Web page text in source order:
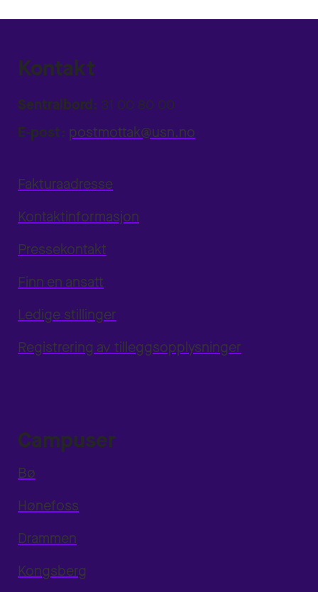
Kontakt
Sentralbord: 31 00 80 00
E-post: postmottak@usn.no
Fakturaadresse
Kontaktinformasjon
Pressekontakt
Finn en ansatt
Ledige stillinger
Registrering av tilleggsopplysninger
Campuser
Bø
Hønefoss
Drammen
Kongsberg